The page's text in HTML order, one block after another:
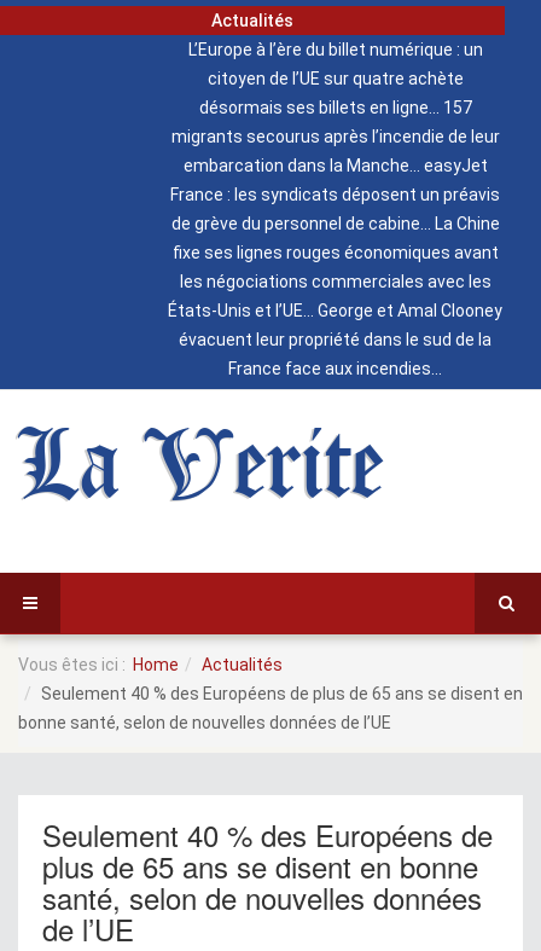
Actualités
L’Europe à l’ère du billet numérique : un
citoyen de l’UE sur quatre achète
désormais ses billets en ligne
157
migrants secourus après l’incendie de leur
embarcation dans la Manche
easyJet
France : les syndicats déposent un préavis
de grève du personnel de cabine
La Chine
fixe ses lignes rouges économiques avant
les négociations commerciales avec les
États-Unis et l’UE
George et Amal Clooney
évacuent leur propriété dans le sud de la
France face aux incendies
La Verite
Vous êtes ici : Home
Actualités
Seulement 40 % des Européens de plus de 65 ans se disent en
bonne santé, selon de nouvelles données de l’UE
Seulement 40 % des Européens de
plus de 65 ans se disent en bonne
santé, selon de nouvelles données
de l’UE